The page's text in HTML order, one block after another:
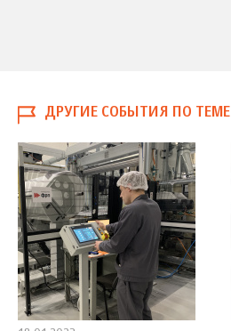
ДРУГИЕ СОБЫТИЯ ПО ТЕМЕ